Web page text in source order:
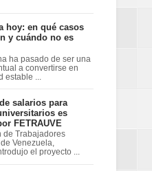
hoy: en qué casos
y cuándo no es
ha pasado de ser una
a convertirse en
estable ...
salarios para
es
FETRAUVE
de Trabajadores
Venezuela,
el proyecto ...